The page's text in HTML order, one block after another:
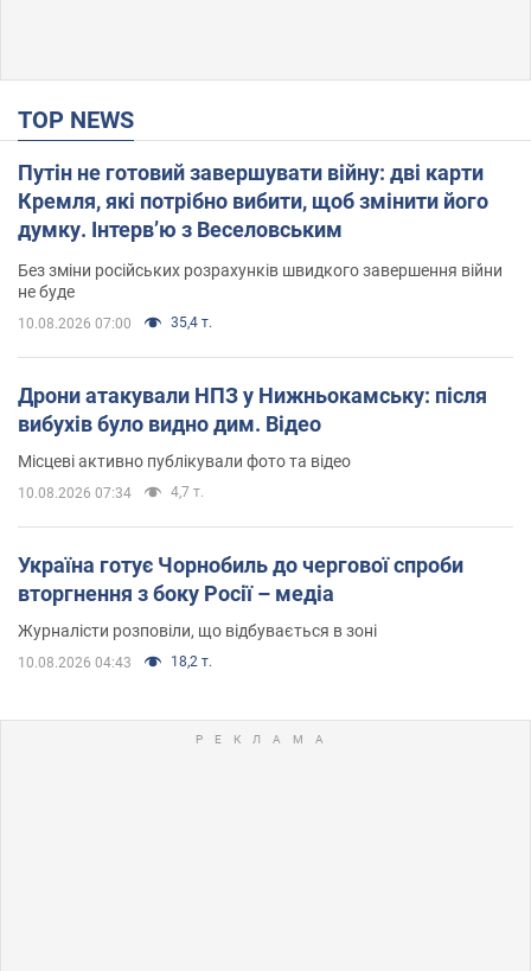
TOP NEWS
Путін не готовий завершувати війну: дві карти
Кремля, які потрібно вибити, щоб змінити його
думку. Інтерв’ю з Веселовським
Без зміни російських розрахунків швидкого завершення війни
не буде
10.08.2026 07:00 35,4 т.
Дрони атакували НПЗ у Нижньокамську: після
вибухів було видно дим. Відео
Місцеві активно публікували фото та відео
10.08.2026 07:34 4,7 т.
Україна готує Чорнобиль до чергової спроби
вторгнення з боку Росії – медіа
Журналісти розповіли, що відбувається в зоні
10.08.2026 04:43 18,2 т.